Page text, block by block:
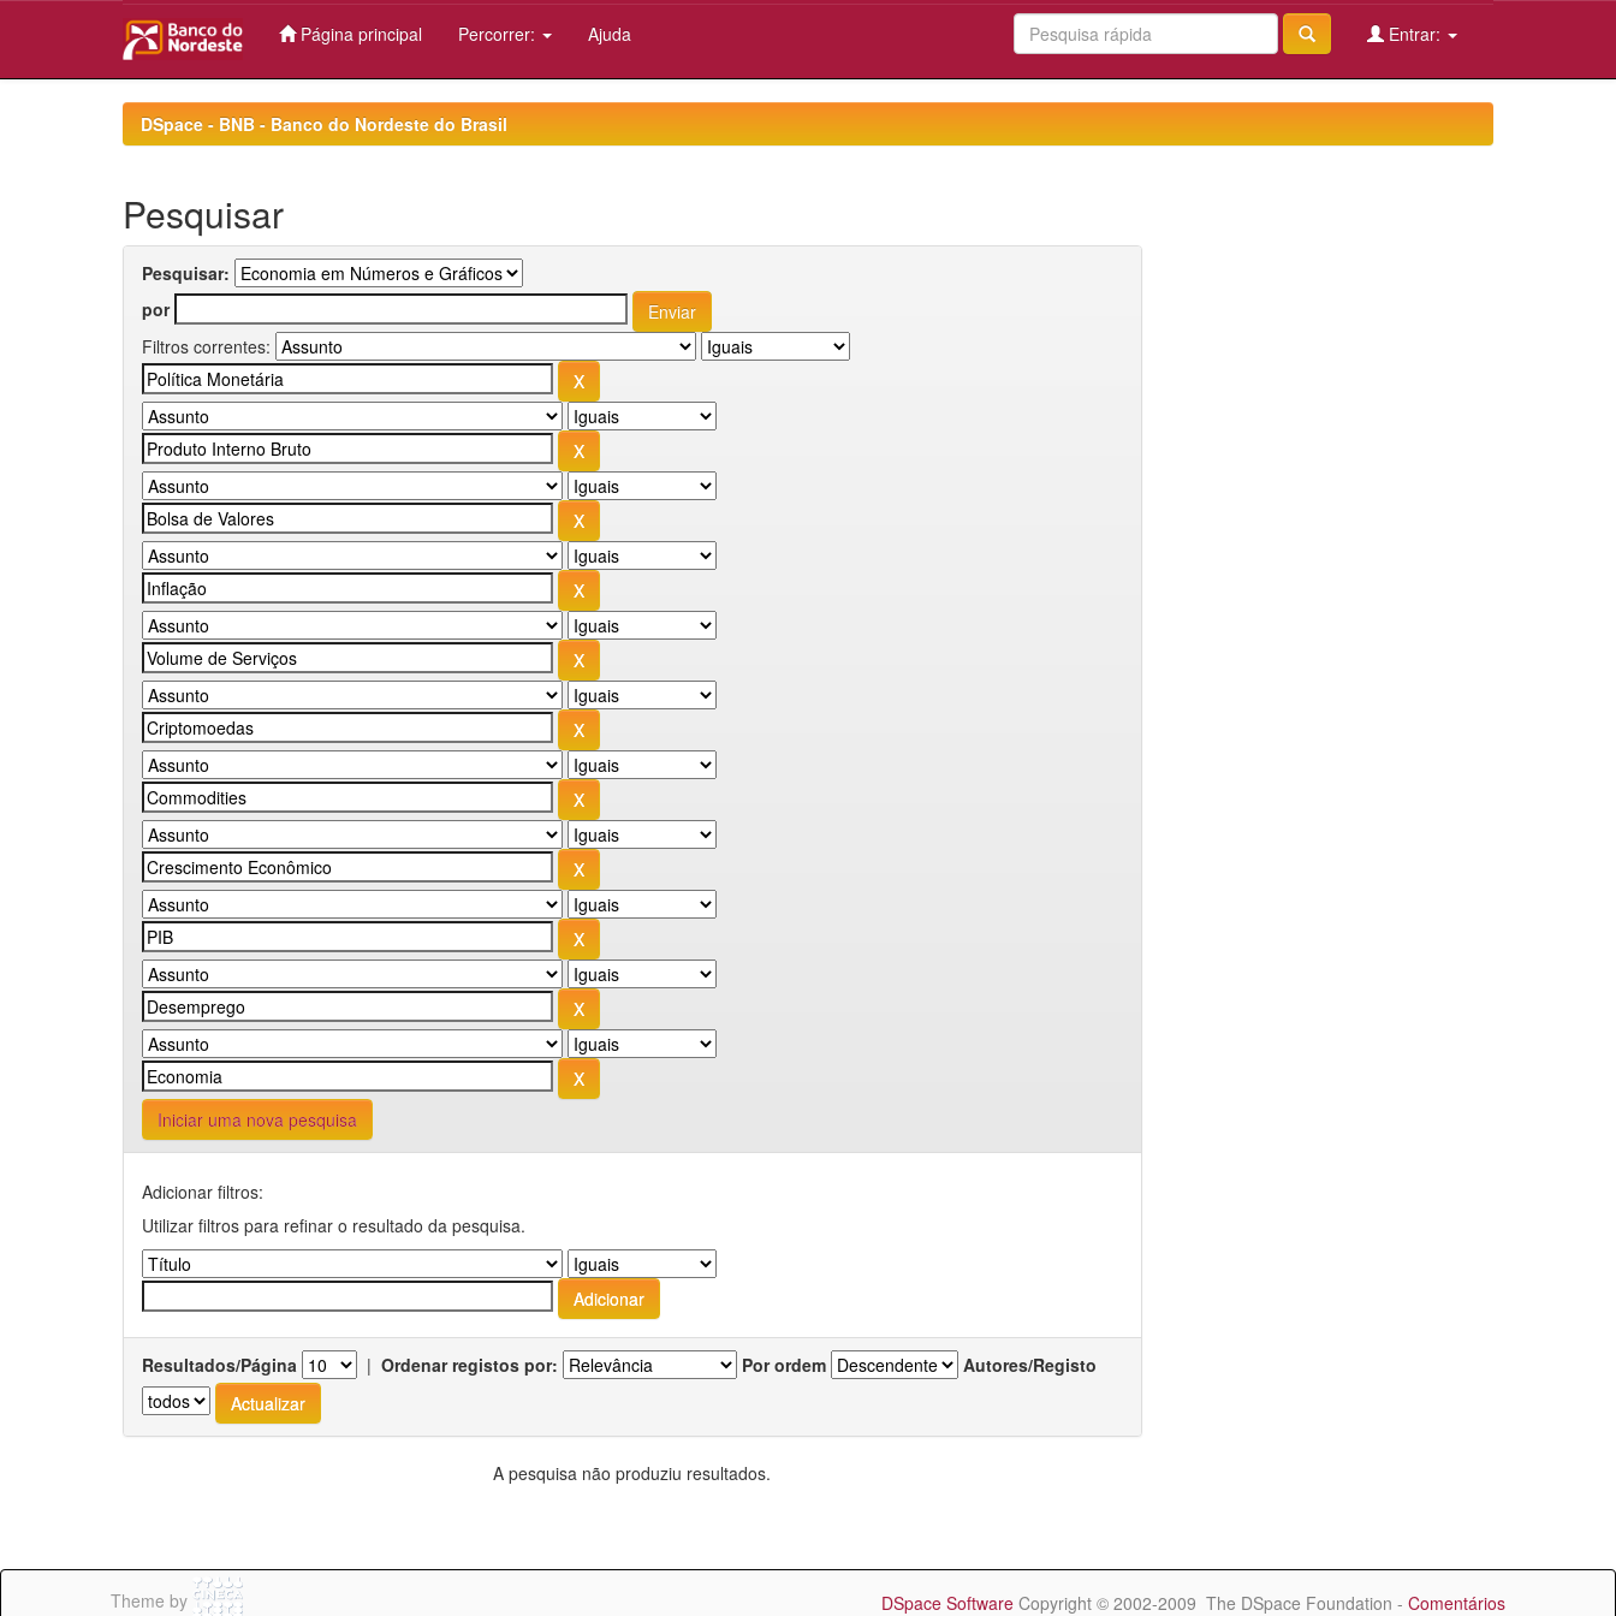
Página principal Percorrer: Ajuda Entrar:
DSpace - BNB - Banco do Nordeste do Brasil
Pesquisar
Pesquisar:
por
Filtros correntes:
Iniciar uma nova pesquisa
Adicionar filtros:
Utilizar filtros para refinar o resultado da pesquisa.
Resultados/Página | Ordenar registos por: Por ordem Autores/Registo
A pesquisa não produziu resultados.
Theme by DSpace Software Copyright © 2002-2009 The DSpace Foundation - Comentários